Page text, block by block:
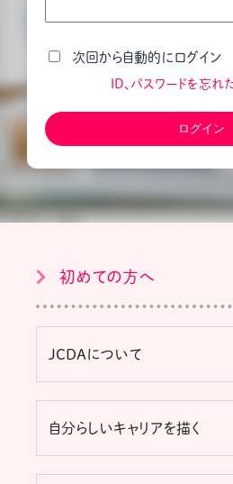
次回から自動的にログイン
ID、パスワードを忘れ
初めての方へ
JCDAについて
自分らしいキャリアを描く